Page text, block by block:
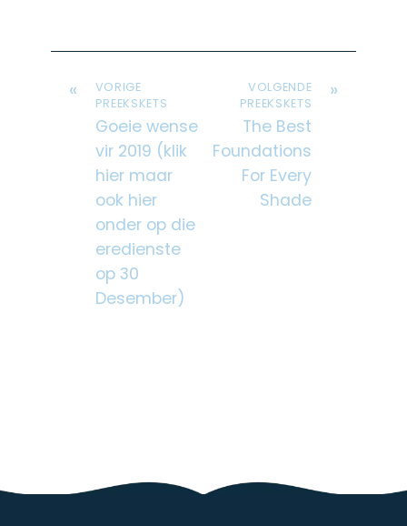
«
VORIGE
PREEKSKETS
Goeie wense
vir 2019 (klik
hier maar
ook hier
onder op die
eredienste
op 30
Desember)
»
VOLGENDE
PREEKSKETS
The Best
Foundations
For Every
Shade